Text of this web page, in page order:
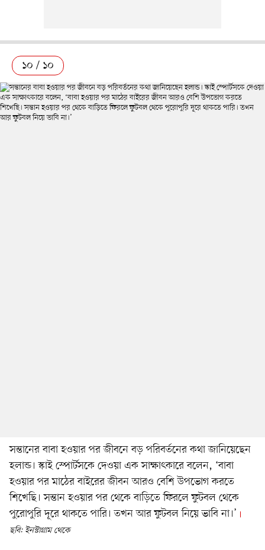
১০ / ১০
সন্তানের বাবা হওয়ার পর জীবনে বড় পরিবর্তনের কথা জানিয়েছেন
হলান্ড। স্কাই স্পোর্টসকে দেওয়া এক সাক্ষাৎকারে বলেন, ‘বাবা
হওয়ার পর মাঠের বাইরের জীবন আরও বেশি উপভোগ করতে
শিখেছি। সন্তান হওয়ার পর থেকে বাড়িতে ফিরলে ফুটবল থেকে
পুরোপুরি দূরে থাকতে পারি। তখন আর ফুটবল নিয়ে ভাবি না।’
ছবি: ইনস্টাগ্রাম থেকে